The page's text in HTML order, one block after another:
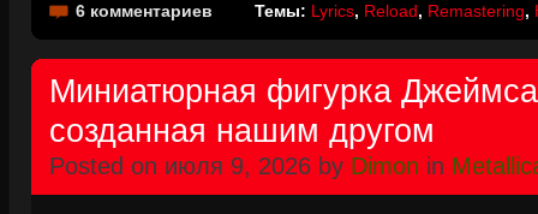
6 комментариев Темы: Lyrics, Reload, Remastering,
Миниатюрная фигурка
созданная нашим другом
Posted on июля 9, 2026 by Dimon in